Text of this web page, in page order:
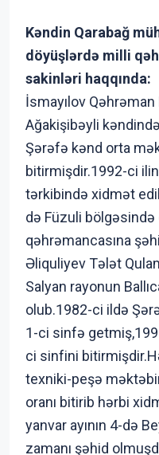
Kəndin Qarabağ
döyüşlərdə milli
sakinləri haqqında:
İsmayılov
Ağakişibəyli
Şərəfə kənd orta
bitirmişdir.1992-ci
tərkibində xidmət
də Füzuli bölgəsində
qəhrəmancasına
Əliquliyev Tələt
Salyan rayonun
olub.1982-ci ildə
1-ci sinfə
ci sinfini
texniki-peşə
oranı bitirib hərbi
yanvar ayının 4-də
zamanı şəhid